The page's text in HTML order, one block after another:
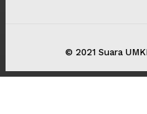
© 2021 Suara